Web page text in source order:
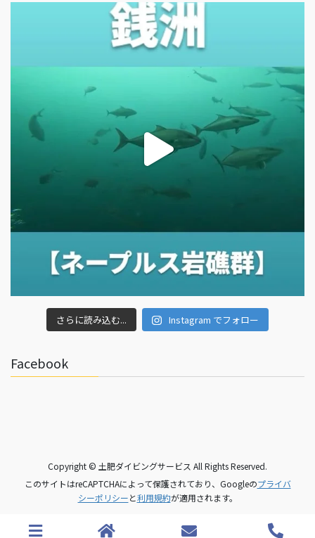
さらに読み込む... Instagram でフォロー
Facebook
Copyright © 土肥ダイビングサービス All Rights Reserved.
このサイトはreCAPTCHAによって保護されており、Googleのプライバ
シーポリシーと利用規約が適用されます。